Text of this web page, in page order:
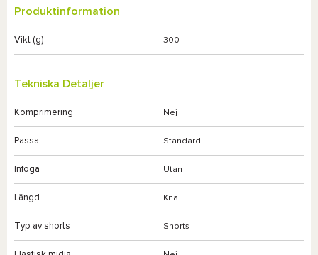
Produktinformation
Vikt (g) 300
Tekniska Detaljer
Komprimering Nej
Passa Standard
Infoga Utan
Längd Knä
Typ av shorts Shorts